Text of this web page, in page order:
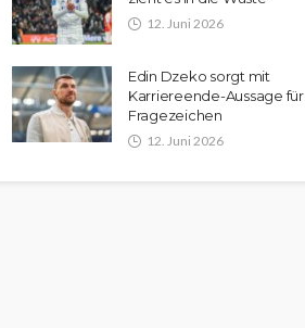
12. Juni 2026
Edin Dzeko sorgt mit
Karriereende-Aussage für
Fragezeichen
12. Juni 2026